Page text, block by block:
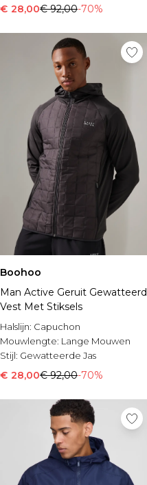
€ 28,00€ 92,00-70%
Boohoo
Man Active Geruit Gewatteerd
Vest Met Stiksels
Halslijn: Capuchon
Mouwlengte: Lange Mouwen
Stijl: Gewatteerde Jas
€ 28,00€ 92,00-70%